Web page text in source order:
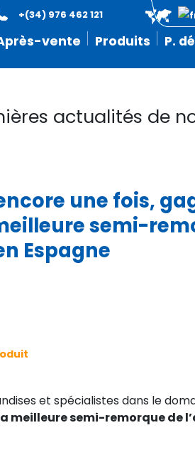
vente Produits P.
+(34) 976 462 121
actualités de
une fois,
semi-
Espagne
et spécialistes dans le
meilleure semi-remorque de